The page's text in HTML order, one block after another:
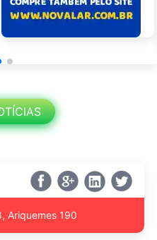
Ariquemes 190